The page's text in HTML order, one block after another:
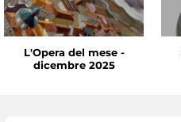
L'Opera del mese -
dicembre 2025